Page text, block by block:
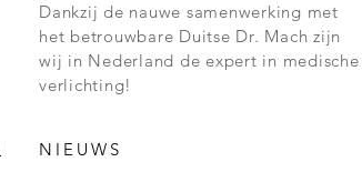
Dankzij de nauwe samenwerking met
het betrouwbare Duitse Dr. Mach zijn
wij in Nederland de expert in medische
verlichting!
NIEUWS